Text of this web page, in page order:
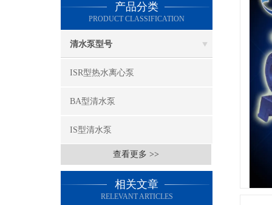
产品分类
PRODUCT CLASSIFICATION
清水泵型号
ISR型热水离心泵
BA型清水泵
IS型清水泵
查看更多 >>
相关文章
RELEVANT ARTICLES